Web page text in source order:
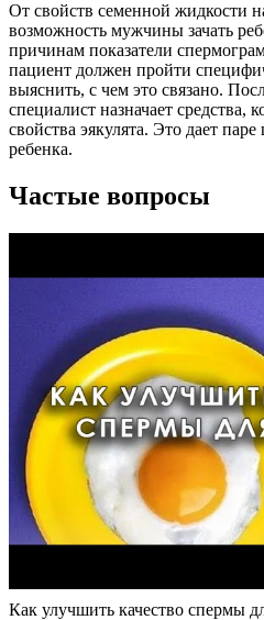
От свойств семенной жидкости
возможность мужчины зачать
причинам показатели
пациент должен пройти
выяснить, с чем это связано.
специалист назначает
свойства эякулята. Это дает
ребенка.
Частые вопросы
Как улучшить качество спермы